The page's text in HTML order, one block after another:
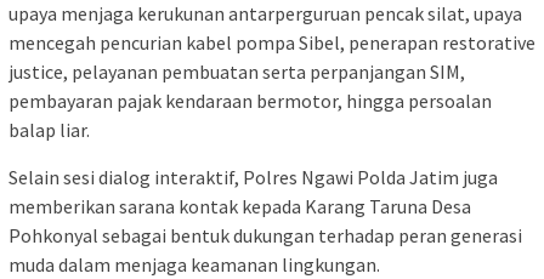
upaya menjaga kerukunan antarperguruan pencak silat, upaya
mencegah pencurian kabel pompa Sibel, penerapan restorative
justice, pelayanan pembuatan serta perpanjangan SIM,
pembayaran pajak kendaraan bermotor, hingga persoalan
balap liar.
Selain sesi dialog interaktif, Polres Ngawi Polda Jatim juga
memberikan sarana kontak kepada Karang Taruna Desa
Pohkonyal sebagai bentuk dukungan terhadap peran generasi
muda dalam menjaga keamanan lingkungan.